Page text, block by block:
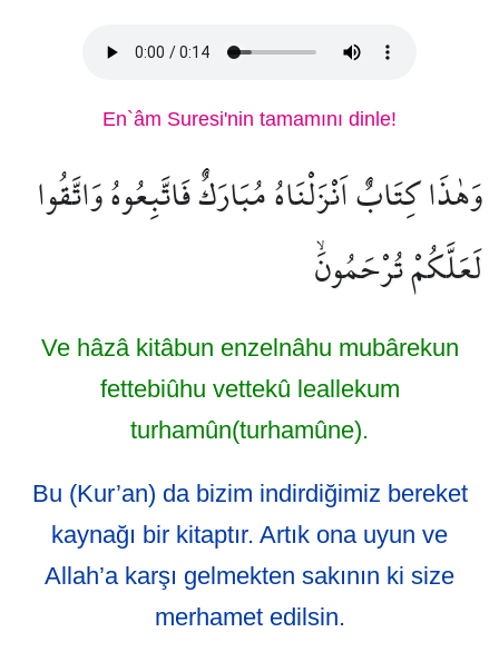
En`âm Suresi'nin tamamını dinle!
وَهٰذَا كِتَابٌ اَنْزَلْنَاهُ مُبَارَكٌ فَاتَّبِعُوهُ وَاتَّقُوا
لَعَلَّكُمْ تُرْحَمُونَۙ
Ve hâzâ kitâbun enzelnâhu mubârekun
fettebiûhu vettekû leallekum
turhamûn(turhamûne).
Bu (Kur’an) da bizim indirdiğimiz bereket
kaynağı bir kitaptır. Artık ona uyun ve
Allah’a karşı gelmekten sakının ki size
merhamet edilsin.